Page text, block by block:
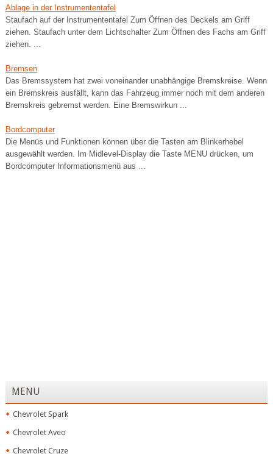
Ablage in der Instrumententafel
Staufach auf der Instrumententafel Zum Öffnen des Deckels am Griff
ziehen. Staufach unter dem Lichtschalter Zum Öffnen des Fachs am Griff
ziehen. ...
Bremsen
Das Bremssystem hat zwei voneinander unabhängige Bremskreise. Wenn
ein Bremskreis ausfällt, kann das Fahrzeug immer noch mit dem anderen
Bremskreis gebremst werden. Eine Bremswirkun ...
Bordcomputer
Die Menüs und Funktionen können über die Tasten am Blinkerhebel
ausgewählt werden. Im Midlevel-Display die Taste MENU drücken, um
Bordcomputer Informationsmenü aus ...
MENU
Chevrolet Spark
Chevrolet Aveo
Chevrolet Cruze